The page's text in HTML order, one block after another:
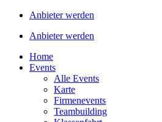
Anbieter werden
Anbieter werden
Home
Events
Alle Events
Karte
Firmenevents
Teambuilding